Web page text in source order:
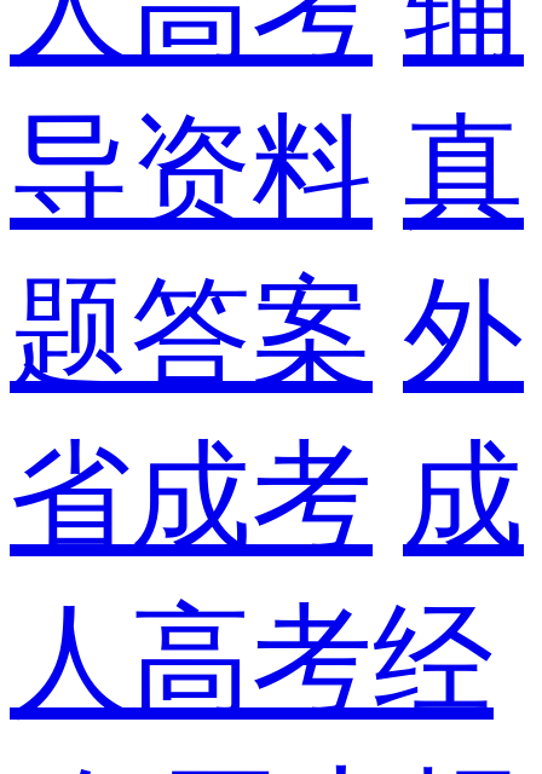
导资料 真
题答案 外
省成考 成
人高考经